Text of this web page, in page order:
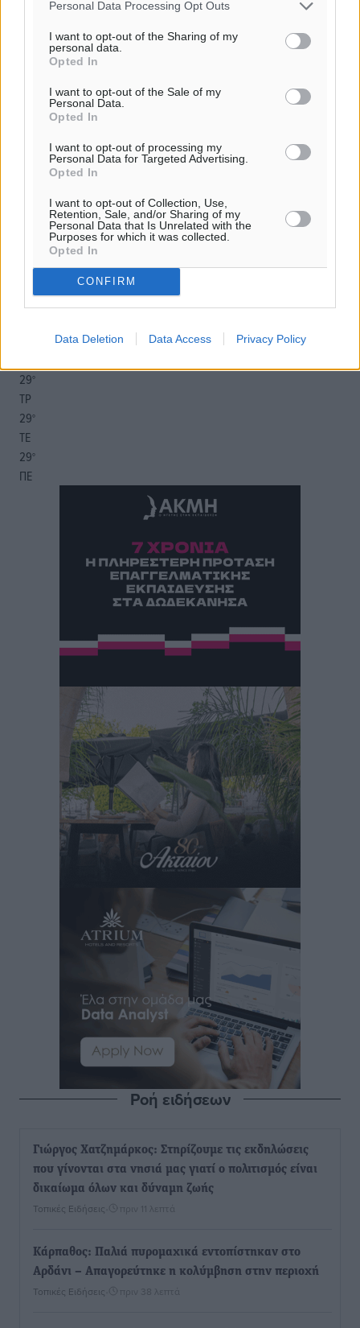
Personal Data Processing Opt Outs
I want to opt-out of the Sharing of my
personal data.
Opted In
I want to opt-out of the Sale of my
Personal Data.
Opted In
I want to opt-out of processing my
Personal Data for Targeted Advertising.
Opted In
I want to opt-out of Collection, Use,
Retention, Sale, and/or Sharing of my
Personal Data that Is Unrelated with the
Purposes for which it was collected.
Opted In
CONFIRM
Data Deletion Data Access Privacy Policy
παρεχόμενου συνδέσμου παραπομπής προς το άρθρο
της Δημοκρατικής.
o καιρός τώρα:
αίθριος καιρός
°/32°
20:05
29°
ΤΡ
29°
ΤΕ
29°
ΠΕ
Ροή ειδήσεων
Γιώργος Χατζημάρκος: Στηρίζουμε τις εκδηλώσεις
που γίνονται στα νησιά μας γιατί ο πολιτισμός είναι
δικαίωμα όλων και δύναμη ζωής
Τοπικές Ειδήσεις πριν 11 λεπτά
Κάρπαθος: Παλιά πυρομαχικά εντοπίστηκαν στο
Αρδάνι – Απαγορεύτηκε η κολύμβηση στην περιοχή
Τοπικές Ειδήσεις πριν 38 λεπτά